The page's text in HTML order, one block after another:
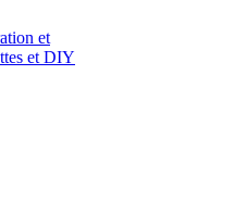
et
et DIY